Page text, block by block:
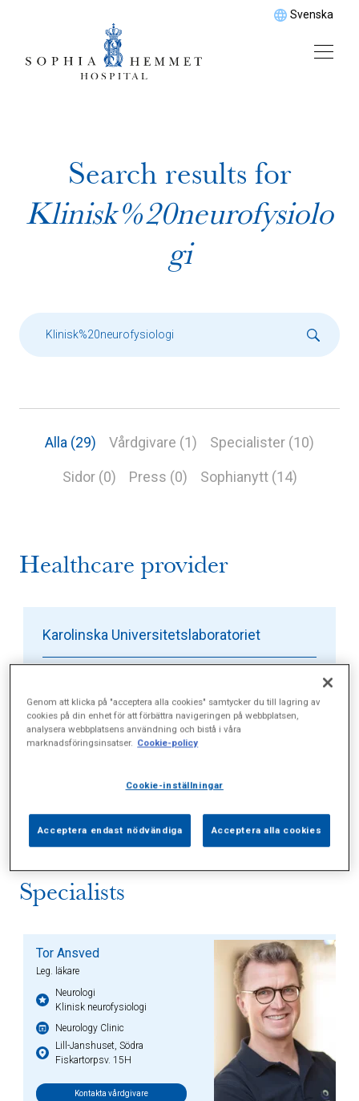
Svenska
Search results for
Klinisk%20neurofysiolo
gi
Alla (29) Vårdgivare (1) Specialister (10)
Sidor (0) Press (0) Sophianytt (14)
Healthcare provider
Karolinska Universitetslaboratoriet
08-123 719 99
Vårdavtal, Försäkring
Visit website
Specialists
Tor Ansved
Leg. läkare
Neurologi
Klinisk neurofysiologi
Neurology Clinic
Lill-Janshuset, Södra
Fiskartorpsv. 15H
Kontakta vårdgivare
Genom att klicka på "acceptera alla cookies" samtycker du till lagring av
cookies på din enhet för att förbättra navigeringen på webbplatsen,
analysera webbplatsens användning och bistå i våra
marknadsföringsinsatser. Cookie-policy
Cookie-inställningar
Acceptera endast nödvändiga Acceptera alla cookies